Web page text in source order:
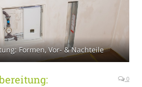
Formen, Vor- & Nachteile
0